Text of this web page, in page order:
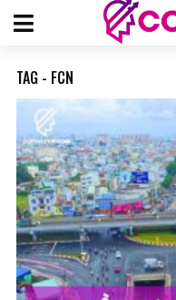
TAG - FCN